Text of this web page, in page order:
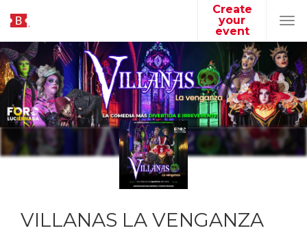
Create
your
event
VILLANAS LA VENGANZA